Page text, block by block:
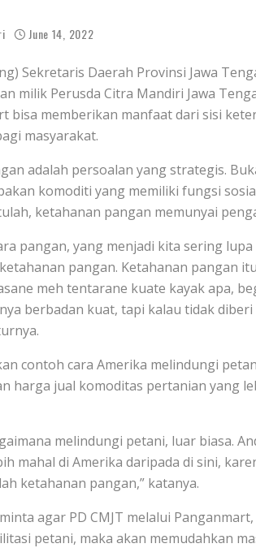
June 14, 2022
Sekretaris Daerah Provinsi Jawa
milik Perusda Citra Mandiri Jawa
bisa memberikan manfaat dari sisi
masyarakat.
adalah persoalan yang strategis.
komoditi yang memiliki fungsi
ketahanan pangan memunyai
pangan, yang menjadi kita sering
pangan. Ketahanan pangan
meh tentarane kuate kayak apa,
berbadan kuat, tapi kalau tidak
contoh cara Amerika melindungi
harga jual komoditas pertanian yang
melindungi petani, luar biasa.
mahal di Amerika daripada di sini,
ketahanan pangan,” katanya.
agar PD CMJT melalui
petani, maka akan memudahkan